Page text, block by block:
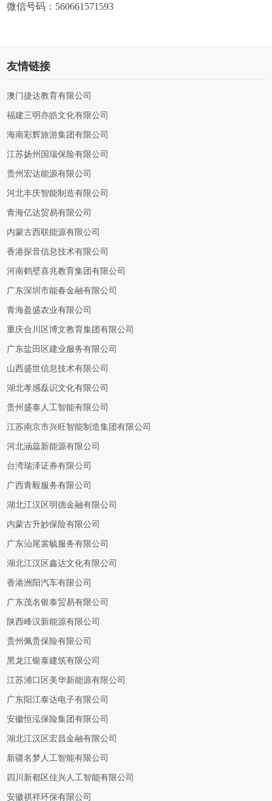
微信号码：560661571593
友情链接
澳门捷达教育有限公司
福建三明亦皓文化有限公司
海南彩辉旅游集团有限公司
江苏扬州国瑞保险有限公司
贵州宏达能源有限公司
河北丰庆智能制造有限公司
青海亿达贸易有限公司
内蒙古西联能源有限公司
香港探音信息技术有限公司
河南鹤壁喜兆教育集团有限公司
广东深圳市能春金融有限公司
青海盈盛农业有限公司
重庆合川区博文教育集团有限公司
广东盐田区建业服务有限公司
山西盛世信息技术有限公司
湖北孝感磊识文化有限公司
贵州盛泰人工智能有限公司
江苏南京市兴旺智能制造集团有限公司
河北涵蕊新能源有限公司
台湾瑞泽证券有限公司
广西青毅服务有限公司
湖北江汉区明德金融有限公司
内蒙古升妙保险有限公司
广东汕尾裳毓服务有限公司
湖北江汉区鑫达文化有限公司
香港洲阳汽车有限公司
广东茂名银泰贸易有限公司
陕西峰汉新能源有限公司
贵州佩贵保险有限公司
黑龙江银泰建筑有限公司
江苏浦口区美华新能源有限公司
广东阳江泰达电子有限公司
安徽恒泓保险集团有限公司
湖北江汉区宏昌金融有限公司
新疆名梦人工智能有限公司
四川新都区佳兴人工智能有限公司
安徽祺祥环保有限公司